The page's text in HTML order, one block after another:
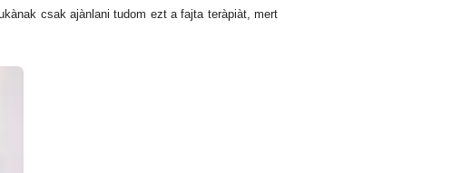
csak ajànlani tudom ezt a fajta teràpiàt, mert